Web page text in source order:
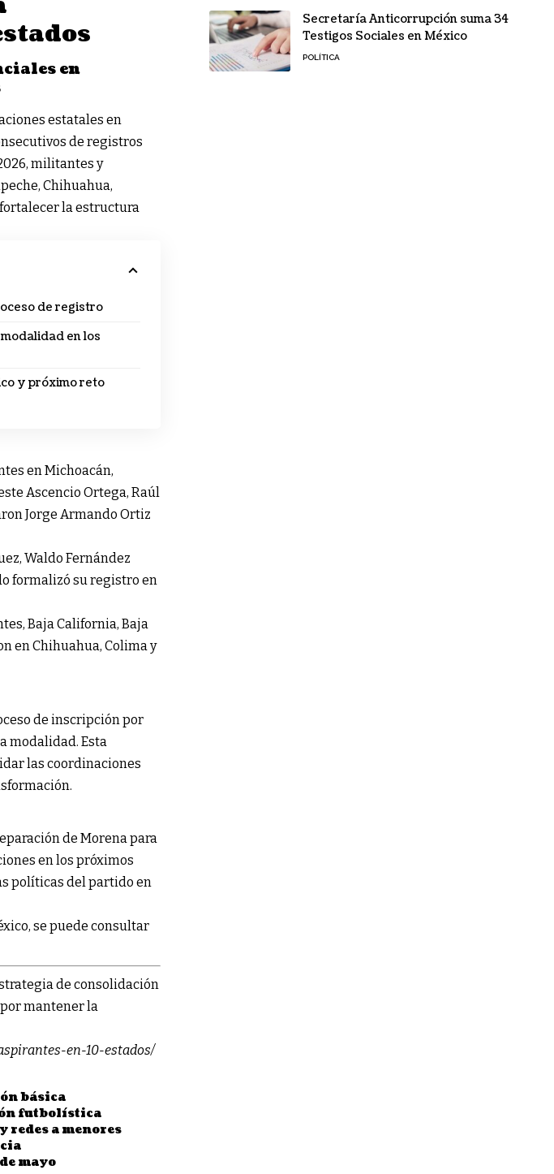
en
estatales en
de registros
militantes y
Chihuahua,
fortalecer la estructura
de registro
en los
y próximo reto
en Michoacán,
Ascencio Ortega, Raúl
Jorge Armando Ortiz
Waldo Fernández
formalizó su registro en
Baja California, Baja
en Chihuahua, Colima y
de inscripción por
modalidad. Esta
las coordinaciones
de Morena para
en los próximos
políticas del partido en
se puede consultar
de consolidación
mantener la
en-10-estados/
básica
futbolística
redes a menores
mayo
Secretaría Anticorrupción suma 34
Testigos Sociales en México
POLÍTICA